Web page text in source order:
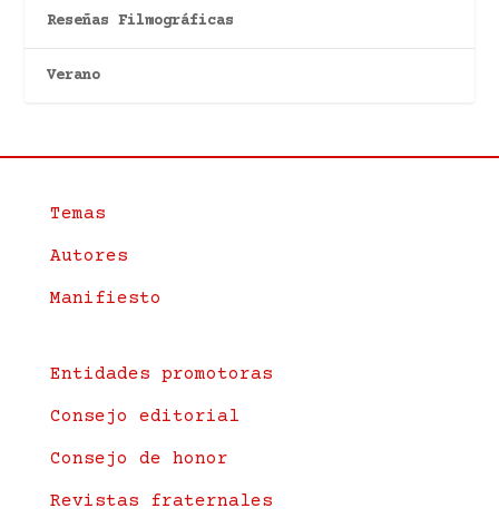
Reseñas Filmográficas
Verano
Temas
Autores
Manifiesto
Entidades promotoras
Consejo editorial
Consejo de honor
Revistas fraternales